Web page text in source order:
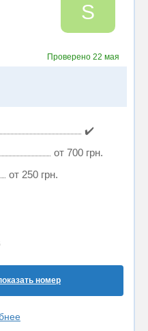
S
Проверено 22 мая
✔️
от 700 грн.
от 250 грн.
номер